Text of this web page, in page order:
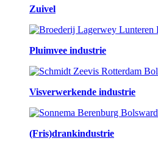
Zuivel
Pluimvee industrie
Visverwerkende industrie
(Fris)drankindustrie